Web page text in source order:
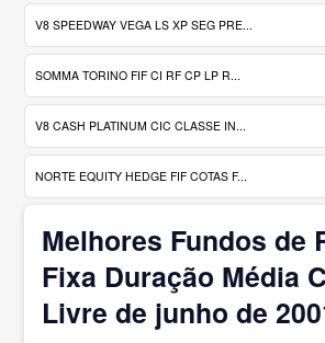
V8 SPEEDWAY VEGA LS XP SEG PRE...
SOMMA TORINO FIF CI RF CP LP R...
V8 CASH PLATINUM CIC CLASSE IN...
NORTE EQUITY HEDGE FIF COTAS F...
Melhores Fundos de
Fixa Duração Média
Livre de junho de